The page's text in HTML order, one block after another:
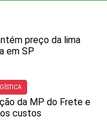
preço da lima
em SP
da MP do Frete e
custos